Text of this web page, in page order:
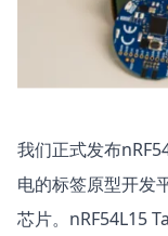
我们正式发布
电的标签原型开发
芯片。nRF54L15